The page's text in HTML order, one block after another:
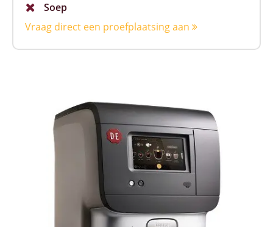
Soep
Vraag direct een proefplaatsing aan